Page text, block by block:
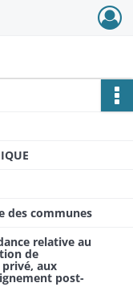
des communes
relative au
de
aux
post-